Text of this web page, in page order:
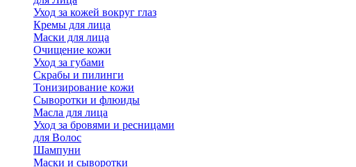
Уход за кожей вокруг глаз
Кремы для лица
Маски для лица
Очищение кожи
Уход за губами
Скрабы и пилинги
Тонизирование кожи
Сыворотки и флюиды
Масла для лица
Уход за бровями и ресницами
для Волос
Шампуни
Маски и сыворотки